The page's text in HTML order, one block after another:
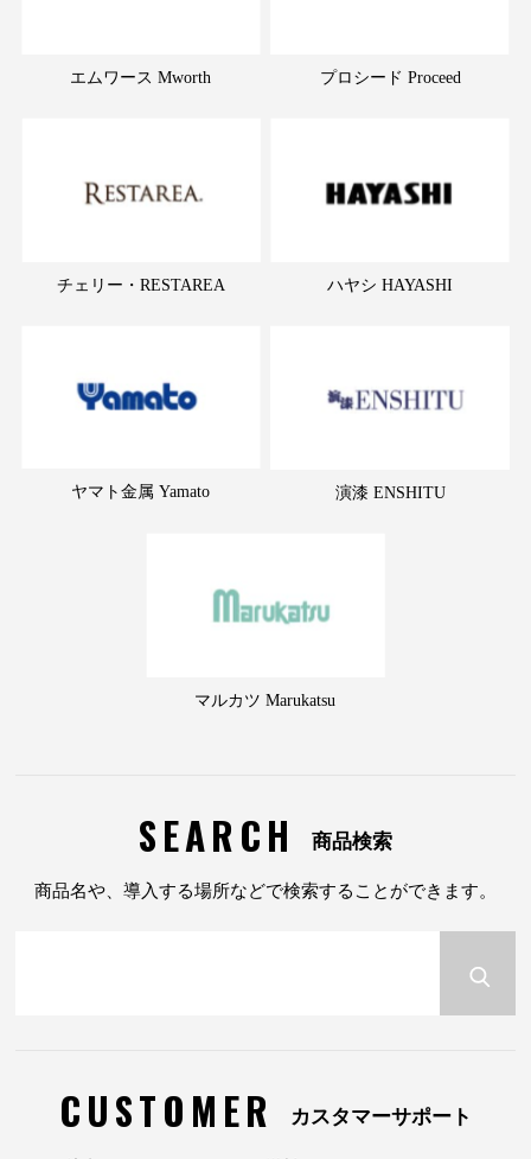
エムワース Mworth プロシード Proceed
チェリー・RESTAREA ハヤシ HAYASHI
ヤマト金属 Yamato 演漆 ENSHITU
マルカツ Marukatsu
SEARCH 商品検索
商品名や、導入する場所などで検索することができます。
CUSTOMER カスタマーサポート